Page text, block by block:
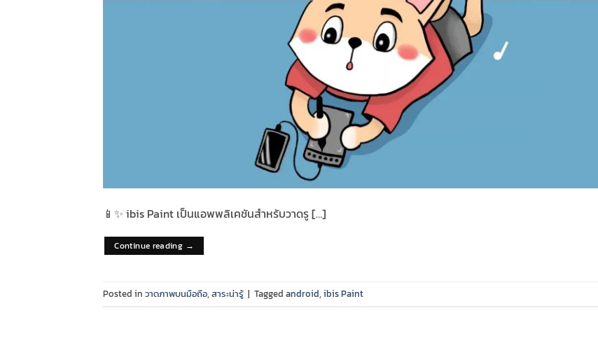
📱✨ ibis Paint เป็นแอพพลิเคชันสำหรับวาดรู […]
Continue reading →
Posted in วาดภาพบนมือถือ, สาระน่ารู้ | Tagged android, ibis Paint